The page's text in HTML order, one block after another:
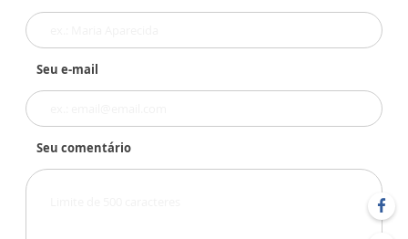
Seu e-mail
Seu comentário